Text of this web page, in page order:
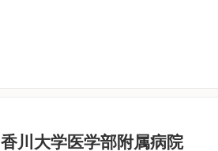
香川大学医学部附属病院